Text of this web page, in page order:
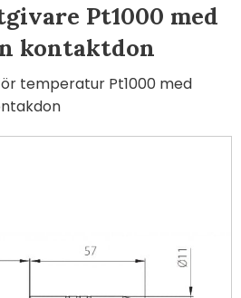
Pt1000 med
kontaktdon
temperatur Pt1000 med